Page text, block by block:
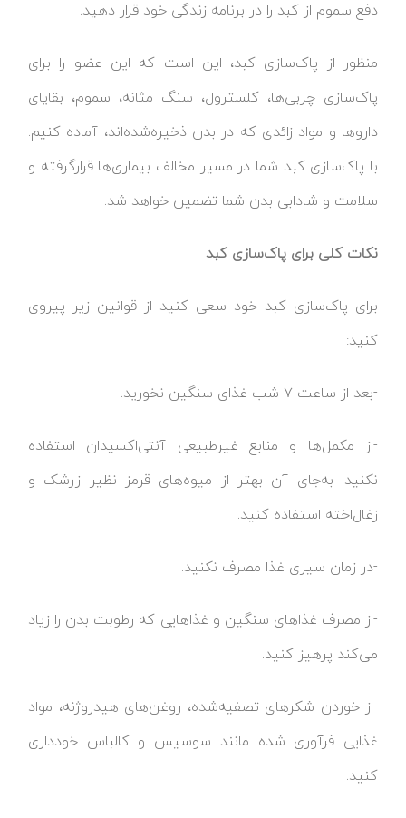
دفع سموم از کبد را در برنامه زندگی خود قرار دهید.
منظور از پاک‌سازی کبد، این است که این عضو را برای
پاک‌سازی چربی‌ها، کلسترول، سنگ مثانه، سموم، بقایای
داروها و مواد زائدی که در بدن ذخیره‌شده‌اند، آماده کنیم.
با پاک‌سازی کبد شما در مسیر مخالف بیماری‌ها قرارگرفته و
سلامت و شادابی بدن شما تضمین خواهد شد.
نکات کلی برای پاک‌سازی کبد
برای پاک‌سازی کبد خود سعی کنید از قوانین زیر پیروی
کنید:
-بعد از ساعت ۷ شب غذای سنگین نخورید.
-از مکمل‌ها و منابع غیرطبیعی آنتی‌اکسیدان استفاده
نکنید. به‌جای آن بهتر از میوه‌های قرمز نظیر زرشک و
زغال‌اخته استفاده کنید.
-در زمان سیری غذا مصرف نکنید.
-از مصرف غذاهای سنگین و غذاهایی که رطوبت بدن را زیاد
می‌کند پرهیز کنید.
-از خوردن شکرهای تصفیه‌شده، روغن‌های هیدروژنه، مواد
غذایی فرآوری شده مانند سوسیس و کالباس خودداری
کنید.